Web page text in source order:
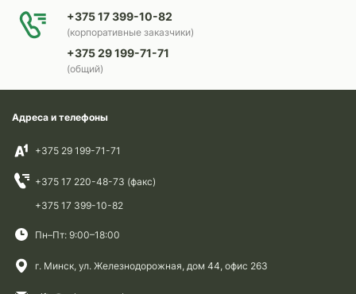
+375 17 399-10-82
(корпоративные заказчики)
+375 29 199-71-71
(общий)
Адреса и телефоны
+375 29 199-71-71
+375 17 220-48-73 (факс)
+375 17 399-10-82
Пн–Пт: 9:00–18:00
г. Минск, ул. Железнодорожная, дом 44, офис 263